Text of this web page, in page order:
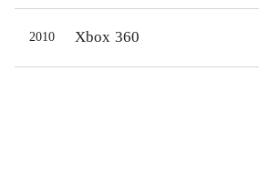
Pulse, som trues af magtfulde
kræfter. Kampene mellem
2010 Xbox 360